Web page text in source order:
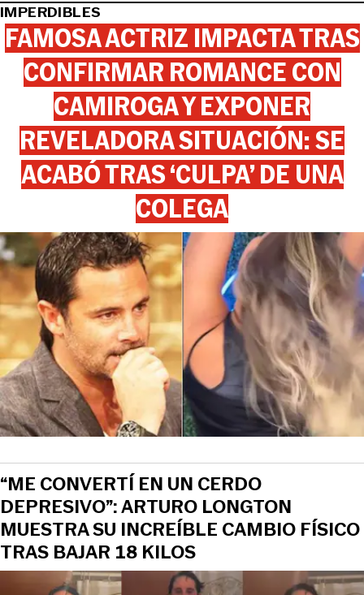
IMPERDIBLES
FAMOSA ACTRIZ IMPACTA TRAS
CONFIRMAR ROMANCE CON
CAMIROGA Y EXPONER
REVELADORA SITUACIÓN: SE
ACABÓ TRAS ‘CULPA’ DE UNA
COLEGA
“ME CONVERTÍ EN UN CERDO
DEPRESIVO”: ARTURO LONGTON
MUESTRA SU INCREÍBLE CAMBIO FÍSICO
TRAS BAJAR 18 KILOS